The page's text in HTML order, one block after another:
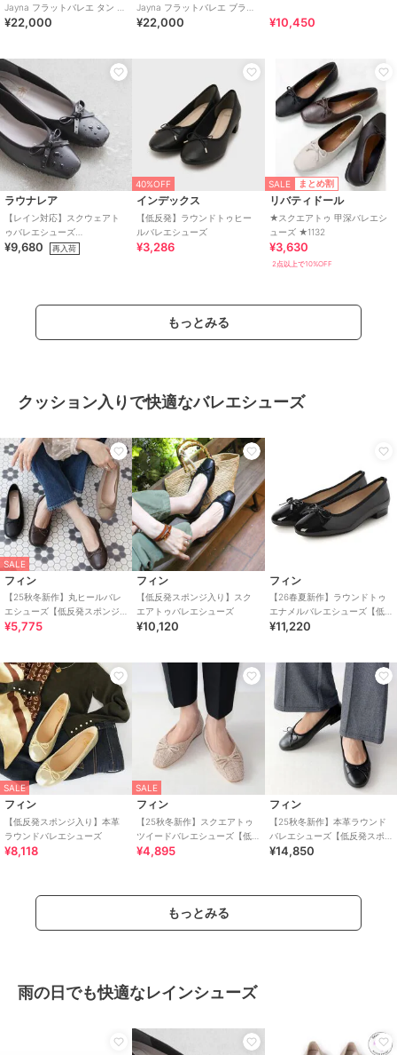
Jayna フラットバレエ タン フ
ラットシューズ
¥22,000
Jayna フラットバレエ ブラッ
ク フラットシューズ
¥22,000 ¥10,450
ラウナレア
【レイン対応】スクウェアト
ゥバレエシューズ
(RB7002A,RB7003A)
¥9,680 再入荷
40%OFF
インデックス
【低反発】ラウンドトゥヒー
ルバレエシューズ
¥3,286
SALE まとめ割
リバティドール
★スクエアトゥ 甲深バレエシ
ューズ ★1132
¥3,630
2点以上で10%OFF
もっとみる
クッション入りで快適なバレエシューズ
SALE
フィン
【25秋冬新作】丸ヒールバレ
エシューズ【低反発スポンジ
入り】
¥5,775
フィン
【低反発スポンジ入り】スク
エアトゥバレエシューズ
¥10,120
フィン
【26春夏新作】ラウンドトゥ
エナメルバレエシューズ【低
反発スポンジ入り】
¥11,220
SALE
フィン
【低反発スポンジ入り】本革
ラウンドバレエシューズ
¥8,118
SALE
フィン
【25秋冬新作】スクエアトゥ
ツイードバレエシューズ【低
反発スポンジ入り】
¥4,895
フィン
【25秋冬新作】本革ラウンド
バレエシューズ【低反発スポ
ンジ入り】
¥14,850
もっとみる
雨の日でも快適なレインシューズ